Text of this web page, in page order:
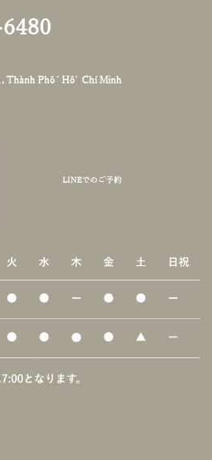
Thành Phố Hồ Chí Minh
LINEでのご予約